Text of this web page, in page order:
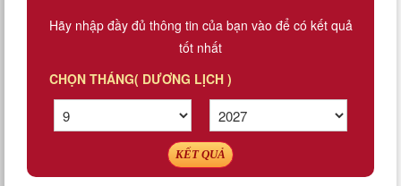
Văn Hoa Tâm linh
Hãy nhập đầy đủ thông tin của bạn vào để có kết quả
tốt nhất
CHỌN THÁNG( DƯƠNG LỊCH )
KẾT QUẢ